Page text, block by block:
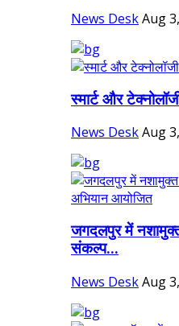
News DeskAug
स्मार्ट और
News DeskAug
जगदलपुर में
संकल्प...
News DeskAug